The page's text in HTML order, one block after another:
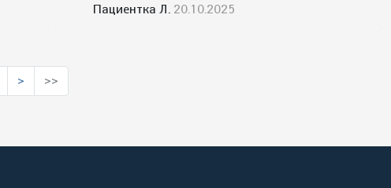
Пациентка Л. 20.10.2025
> >>